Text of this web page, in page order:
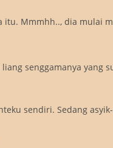
itu. Mmmhh.., dia mulai
senggamanya yang
sendiri. Sedang